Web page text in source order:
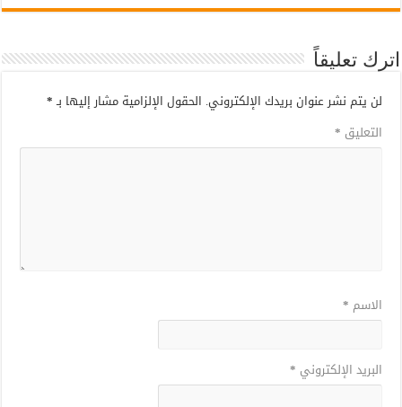
اترك تعليقاً
لن يتم نشر عنوان بريدك الإلكتروني. الحقول الإلزامية مشار إليها بـ *
التعليق *
الاسم *
البريد الإلكتروني *